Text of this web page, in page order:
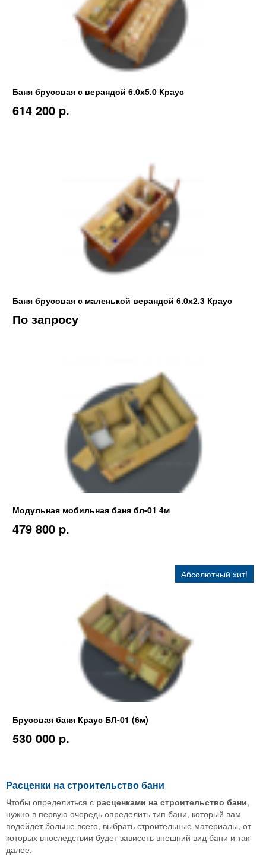
Баня брусовая с верандой 6.0х5.0 Краус
614 200 p.
Баня брусовая с маленькой верандой 6.0х2.3 Краус
По запросу
Модульная мобильная баня бл-01 4м
479 800 p.
Абсолютный хит!
Брусовая баня Краус БЛ-01 (6м)
530 000 p.
Расценки на строительство бани
Чтобы определиться с расценками на строительство бани,
нужно в первую очередь определить тип бани, который вам
подойдет больше всего, выбрать строительные материалы, от
которых впоследствии будет зависеть внешний вид бани и так
далее.